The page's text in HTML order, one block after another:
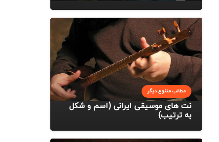
مطالب متنوع دیگر
نت های موسیقی ایرانی (اسم و شکل
به ترتیب)